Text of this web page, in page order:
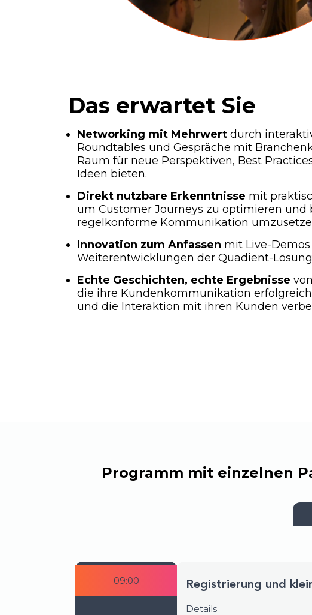
Das erwartet Sie
Networking mit Mehrwert durch
Roundtables und Gespräche mit
Raum für neue Perspektiven, Best
Ideen bieten.
Direkt nutzbare Erkenntnisse mit
um Customer Journeys zu optimieren und
regelkonforme Kommunikation
Innovation zum Anfassen mit Live-
Weiterentwicklungen der Quadient-
Echte Geschichten, echte Ergebnisse
die ihre Kundenkommunikation
und die Interaktion mit ihren Kunden
Programm mit einzelnen
09:00 Registrierung und
Details